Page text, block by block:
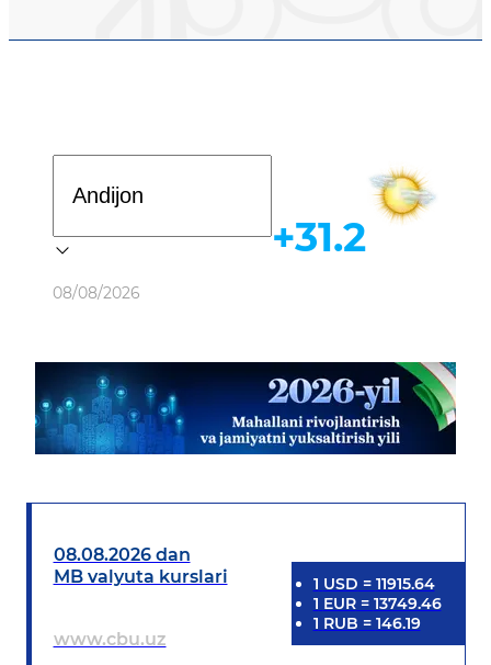
Ob-havo
08/08/2026
+31.2
08.08.2026 dan
MB valyuta kurslari
www.cbu.uz
1 USD = 11915.64
1 EUR= 13749.46
1 RUB = 146.19